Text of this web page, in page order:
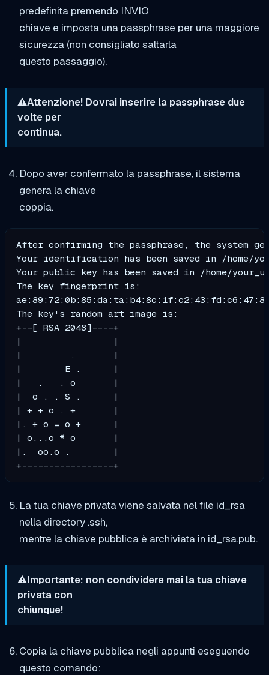
predefinita premendo INVIO
chiave e imposta una passphrase per una maggiore
sicurezza (non consigliato saltarla
questo passaggio).
⚠️Attenzione! Dovrai inserire la passphrase due
volte per
continua.
Dopo aver confermato la passphrase, il sistema
genera la chiave
coppia.
After confirming the passphrase, the system
Your identification has been saved in /home/
Your public key has been saved in /home/
The key fingerprint is:
The key's random art image is:
+--[ RSA 2048]----+
|                 |
|         .       |
|        E .      |
|   .   . o       |
|  o . . S .      |
| + + o . +       |
|. + o = o +      |
| o...o * o       |
|.  oo.o .        |
+-----------------+
La tua chiave privata viene salvata nel file id_rsa
nella directory .ssh,
mentre la chiave pubblica è archiviata in id_rsa.pub.
⚠️Importante: non condividere mai la tua chiave
privata con
chiunque!
Copia la chiave pubblica negli appunti eseguendo
questo comando: